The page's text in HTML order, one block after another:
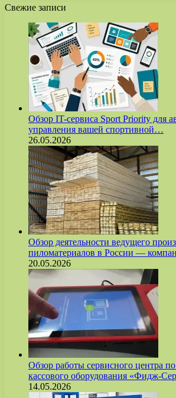
Свежие записи
Обзор IT-сервиса Sport Priority для
управления вашей спортивной…
26.05.2026
Обзор деятельности ведущего
пиломатериалов в России —
20.05.2026
Обзор работы сервисного центра
кассового оборудования «Фидж-
14.05.2026